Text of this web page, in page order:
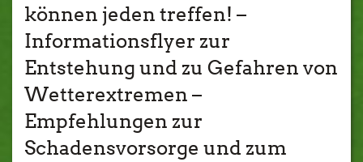
können jeden treffen! –
Informationsflyer zur
Entstehung und zu Gefahren von
Wetterextremen –
Empfehlungen zur
Schadensvorsorge und zum